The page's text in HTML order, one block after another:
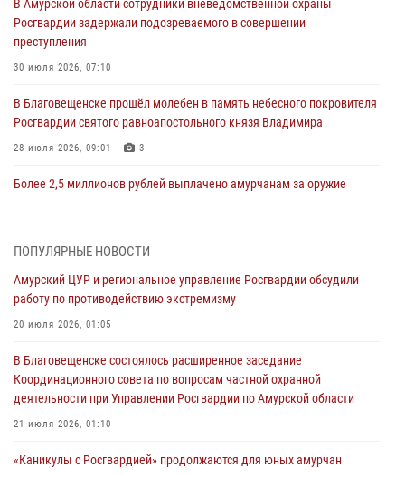
В Амурской области сотрудники вневедомственной охраны
Росгвардии задержали подозреваемого в совершении
преступления
30 июля 2026, 07:10
В Благовещенске прошёл молебен в память небесного покровителя
Росгвардии святого равноапостольного князя Владимира
28 июля 2026, 09:01 3
Более 2,5 миллионов рублей выплачено амурчанам за оружие
Росгвардии Амурской области в период с 20 по 26 июля 2026 года
27 июля 2026, 06:28
охраны
23 июля 2026, 07:49
Амурчане смогут узнать об условиях поступления на службу в
23 июля 2026, 00:00
ПОПУЛЯРНЫЕ НОВОСТИ
Амурский ЦУР и региональное управление Росгвардии обсудили
работу по противодействию экстремизму
20 июля 2026, 01:05
В Благовещенске состоялось расширенное заседание
Координационного совета по вопросам частной охранной
деятельности при Управлении Росгвардии по Амурской области
21 июля 2026, 01:10
«Каникулы с Росгвардией» продолжаются для юных амурчан